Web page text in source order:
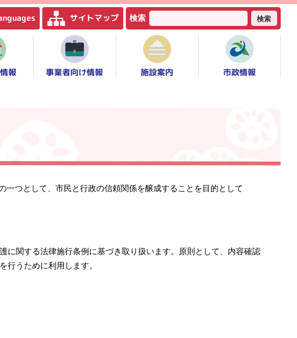
サイトマップ 検索 検索
報 事業者向け情報 施設案内 市政情報
つとして、市民と行政の信頼関係を醸成することを目的として
に関する法律施行条例に基づき取り扱います。原則として、内容確認
行うために利用します。